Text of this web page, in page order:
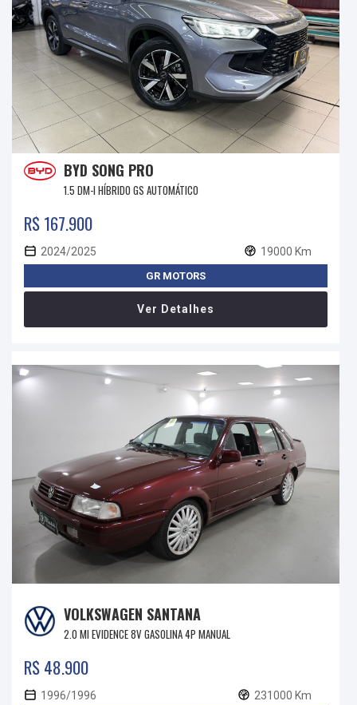
BYD SONG PRO
1.5 DM-I HÍBRIDO GS AUTOMÁTICO
R$ 167.900
2024/2025 19000 Km
GR MOTORS
Ver Detalhes
VOLKSWAGEN SANTANA
2.0 MI EVIDENCE 8V GASOLINA 4P MANUAL
R$ 48.900
1996/1996 231000 Km